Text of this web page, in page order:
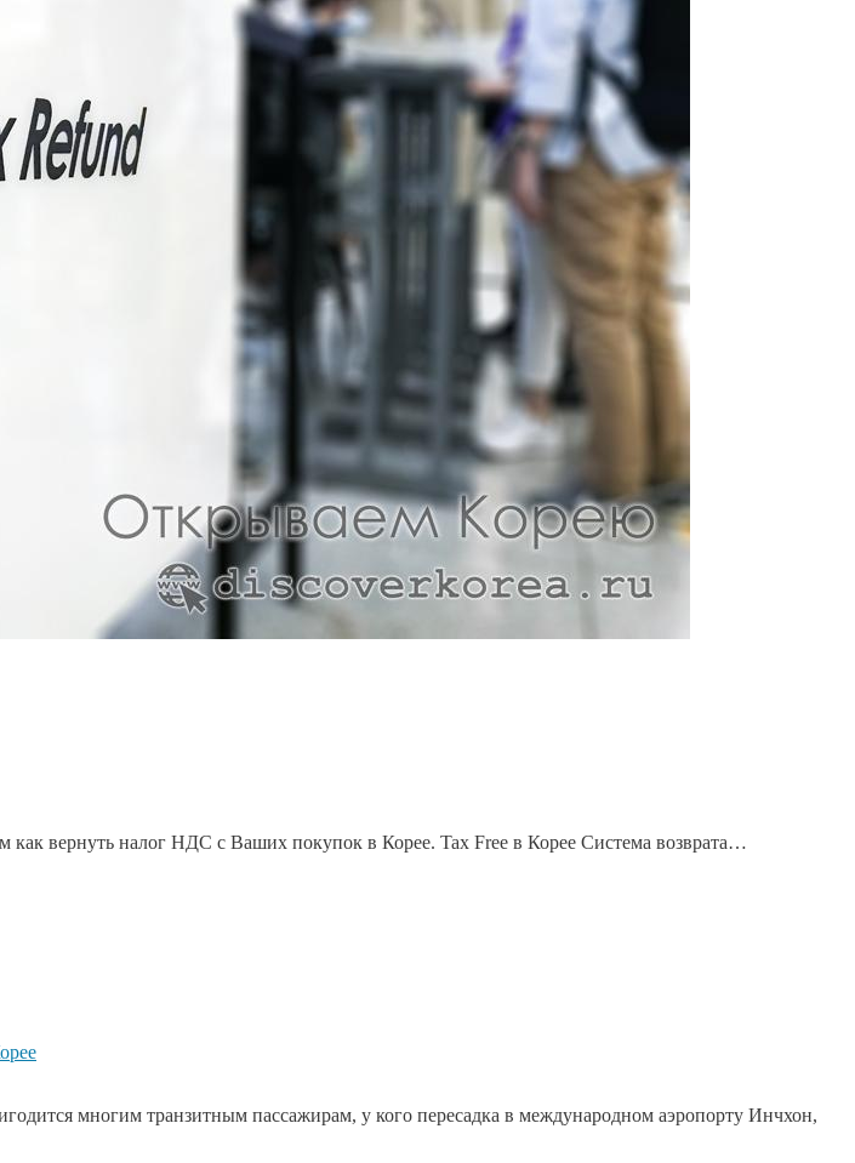
как вернуть налог НДС с Ваших покупок в Корее. Tax Free в Корее Система возврата…
многим транзитным пассажирам, у кого пересадка в международном аэропорту Инчхон,